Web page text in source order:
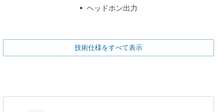
ヘッドホン出力
技術仕様をすべて表示